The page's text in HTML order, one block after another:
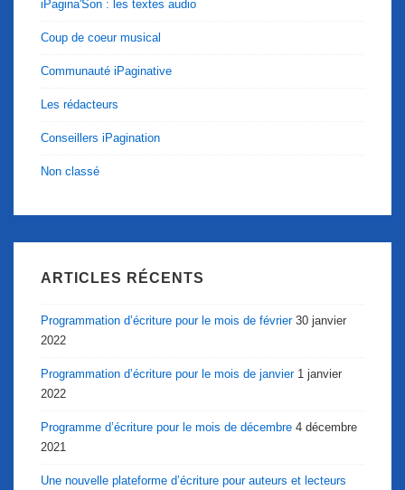
iPagina'Son : les textes audio
Coup de coeur musical
Communauté iPaginative
Les rédacteurs
Conseillers iPagination
Non classé
ARTICLES RÉCENTS
Programmation d’écriture pour le mois de février 30 janvier
2022
Programmation d’écriture pour le mois de janvier 1 janvier
2022
Programme d’écriture pour le mois de décembre 4 décembre
2021
Une nouvelle plateforme d’écriture pour auteurs et lecteurs